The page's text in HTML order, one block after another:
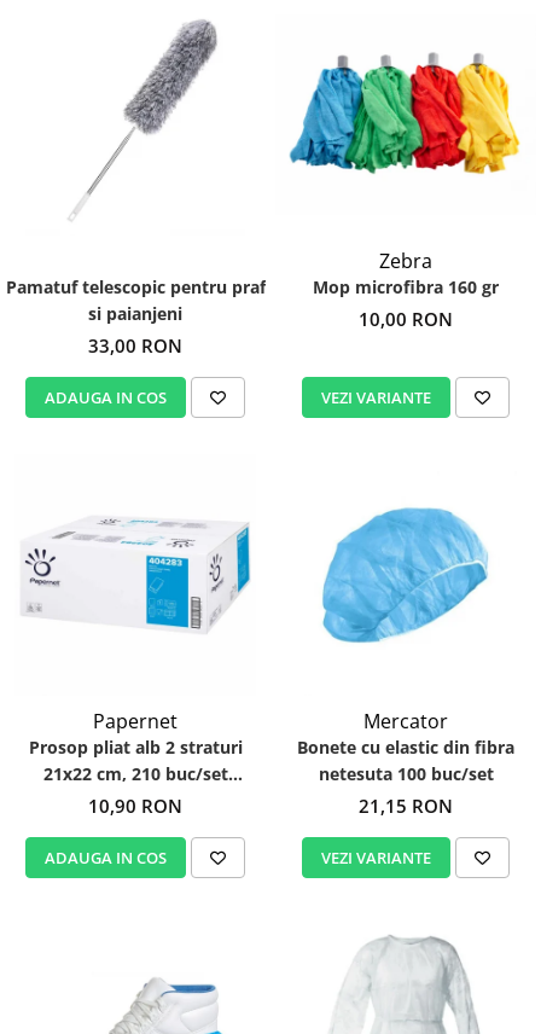
Pamatuf telescopic pentru praf
si paianjeni
33,00 RON
ADAUGA IN COS
Zebra
Mop microfibra 160 gr
10,00 RON
VEZI VARIANTE
Papernet
Prosop pliat alb 2 straturi
21x22 cm, 210 buc/set
Papernet 404283
10,90 RON
ADAUGA IN COS
Mercator
Bonete cu elastic din fibra
netesuta 100 buc/set
21,15 RON
VEZI VARIANTE